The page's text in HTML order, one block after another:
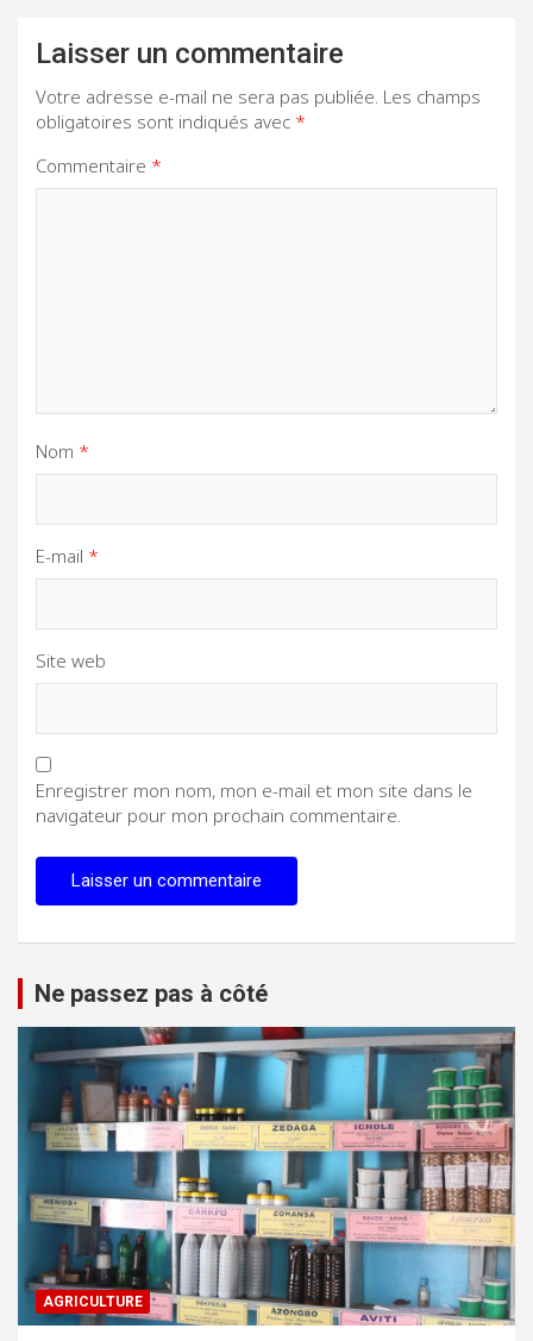
Laisser un commentaire
Votre adresse e-mail ne sera pas publiée. Les champs
obligatoires sont indiqués avec *
Commentaire *
Nom *
E-mail *
Site web
Enregistrer mon nom, mon e-mail et mon site dans le
navigateur pour mon prochain commentaire.
Ne passez pas à côté
AGRICULTURE